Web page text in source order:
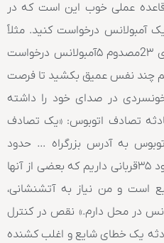
عملی خوب این است که در
هر ۵مصدوم یک آمبولانس درخواست کنید. مثلاً
برای ۳۵مصدوم ۷آمبولانس و برای 2۳مصدوم ۵آمبولانس درخواست
چند نفس عمیق بکشید تا فرصت
در صدای خود را داشته
تصادف اتوبوس: «یک تصادف
به آدرس بزرگراه … حدود
2کیلومتری … رخ داده است. حدود ۳۵قربانی داریم که بعضی از آنها
است و من نیاز به آتشنشانی،
در محل دارم.» نقص در کنترل
یک خطای شایع و اغلب کشنده